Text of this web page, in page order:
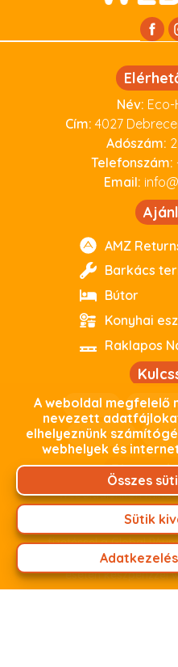
Név: Eco-
Cím: 4027
Adószám:
Telefonszám:
Email:
AMZ
Barkács
Bútor
Konyhai
webout kiváló
debrecen
Weboldalunkon
személyes adatait,
zajlik. Termékeink árát
fizetéssel a Global
fizetési felületünkön
esetén készpénzzel
A weboldal megfelelő
nevezett
elhelyeznünk
webhelyek és
Összes
Sütik